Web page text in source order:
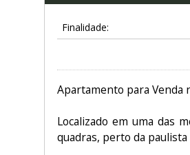
Finalidade:
Apartamento para Venda
Localizado em uma das
quadras, perto da paulista